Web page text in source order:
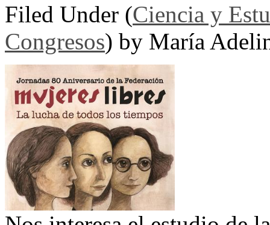
Filed Under (Ciencia y
Congresos) by María